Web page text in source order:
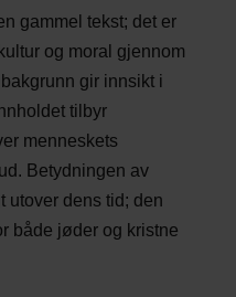
gammel tekst; det er
og moral gjennom
gir innsikt i
tilbyr
menneskets
Betydningen av
utover dens tid; den
både jøder og kristne